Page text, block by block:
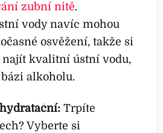
zubní nitě.
vody navíc mohou
osvěžení, takže si
najít kvalitní ústní vodu,
alkoholu.
Trpíte
Vyberte si